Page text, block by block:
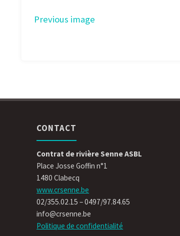
Previous image
CONTACT
Contrat de rivière Senne ASBL
Place Josse Goffin n°1
1480 Clabecq
www.crsenne.be
02/355.02.15 – 0497/97.84.65
info@crsenne.be
Politique de confidentialité